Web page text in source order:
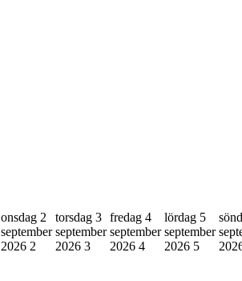
onsdag 2
september
2026 2
torsdag 3
september
2026 3
fredag 4
september
2026 4
lördag 5
september
2026 5